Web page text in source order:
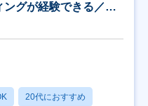
グが経験できる／研
20代におすすめ